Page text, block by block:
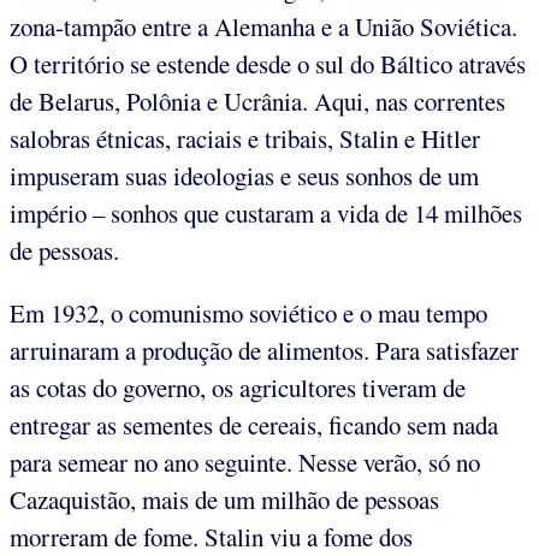
zona-tampão entre a Alemanha e a União Soviética.
O território se estende desde o sul do Báltico através
de Belarus, Polônia e Ucrânia. Aqui, nas correntes
salobras étnicas, raciais e tribais, Stalin e Hitler
impuseram suas ideologias e seus sonhos de um
império – sonhos que custaram a vida de 14 milhões
de pessoas.
Em 1932, o comunismo soviético e o mau tempo
arruinaram a produção de alimentos. Para satisfazer
as cotas do governo, os agricultores tiveram de
entregar as sementes de cereais, ficando sem nada
para semear no ano seguinte. Nesse verão, só no
Cazaquistão, mais de um milhão de pessoas
morreram de fome. Stalin viu a fome dos